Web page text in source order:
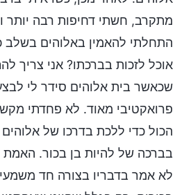
מתקרב, חשתי דחיפות רבה יותר
התחלתי להאמין באלוהים
אוכל לזכות בברכתו? אני צריך
שכאשר בית אלוהים סידר לי
פרואקטיבי מאוד. לא פחדתי
הכול כדי ללכת בדרכו של אלוהים
בברכה של להיות בן בכור.
לא אמר בדבריו בצורה חד